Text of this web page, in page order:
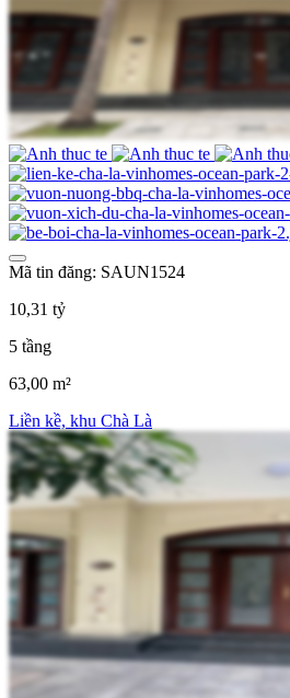
Mã tin đăng: SAUN1524
10,31 tỷ
5 tầng
63,00 m²
Liền kề, khu Chà Là